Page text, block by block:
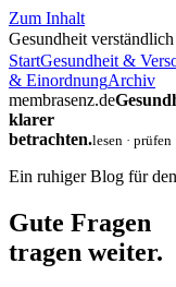
Zum Inhalt
Gesundheit verständlich
StartGesundheit &
& EinordnungArchiv
membrasenz.de
klarer
betrachten.lesen ·
Ein ruhiger Blog für
Gute Fragen
tragen weiter.